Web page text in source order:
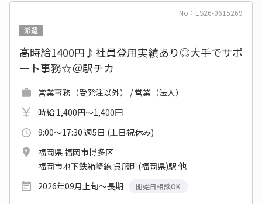
No：ES26-0615269
派遣
高時給1400円♪社員登用実績あり◎大手でサポ
ート事務☆＠駅チカ
営業事務（受発注以外） / 営業（法人）
時給 1,400円～1,400円
9:00～17:30 週5日 (土日祝休み)
福岡県 福岡市博多区
福岡市地下鉄箱崎線 呉服町(福岡県)駅 他
2026年09月上旬～長期
開始日相談OK